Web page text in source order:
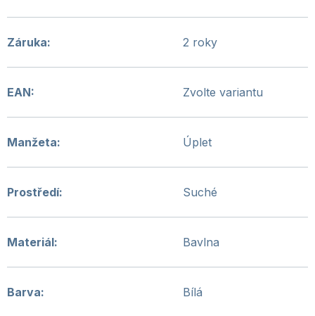
Záruka: 2 roky
EAN: Zvolte variantu
Manžeta: Úplet
Prostředí: Suché
Materiál: Bavlna
Barva: Bílá